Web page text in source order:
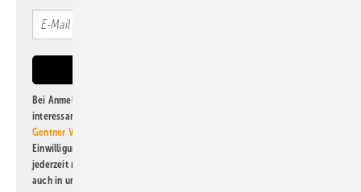
Bei Anmeldung zu diesem Newsletter bin ich damit einverstanden, über
interessante Verlags- und Online-Angebote
Gentner Verlag GmbH & Co. KG
Einwilligung kann ich jederzeit widerrufen und eine Abmeldung ist
jederzeit möglich. Informationen zum Umgang mit Daten finden Sie
auch in unserer